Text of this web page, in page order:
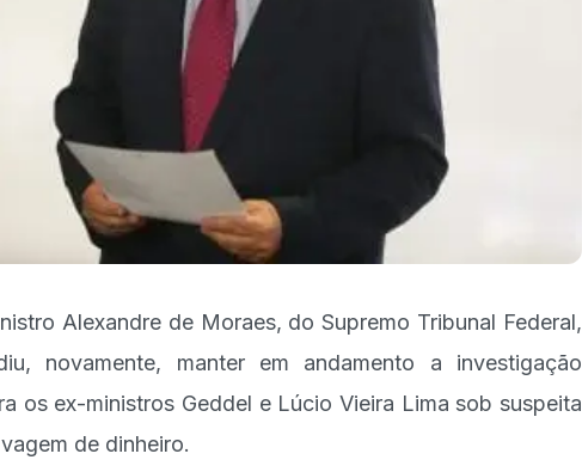
Alexandre de Moraes, do Supremo Tribunal Federal,
novamente, manter em andamento a investigação
os ex-ministros Geddel e Lúcio Vieira Lima sob suspeita
de dinheiro.